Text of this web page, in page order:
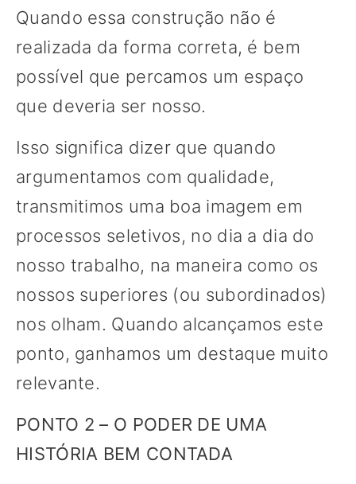
Quando essa construção não é
realizada da forma correta, é bem
possível que percamos um espaço
que deveria ser nosso.
Isso significa dizer que quando
argumentamos com qualidade,
transmitimos uma boa imagem em
processos seletivos, no dia a dia do
nosso trabalho, na maneira como os
nossos superiores (ou subordinados)
nos olham. Quando alcançamos este
ponto, ganhamos um destaque muito
relevante.
PONTO 2 – O PODER DE UMA
HISTÓRIA BEM CONTADA